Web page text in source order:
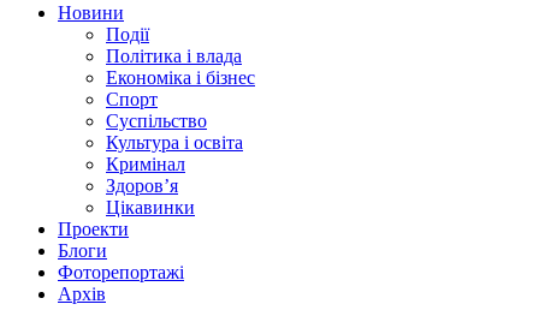
Новини
Події
Політика і влада
Економіка і бізнес
Спорт
Суспільство
Культура і освіта
Кримінал
Здоров’я
Цікавинки
Проекти
Блоги
Фоторепортажі
Архів